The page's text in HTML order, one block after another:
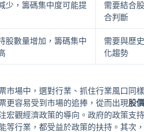
少，籌碼集中度可能提
需要結合
合判斷
股數量增加，籌碼集中
需要與歷
化趨勢
市場中，選對行業、抓住行業風口同
更容易受到市場的追捧，從而出現股
宏觀經濟政策的導向。政府的政策支
等行業，都受益於政策的扶持。其次